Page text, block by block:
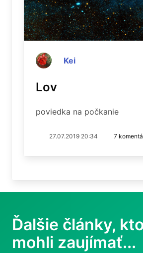
Kei
Lov
poviedka na počkanie
27.07.2019 20:34 7
Ďalšie články,
mohli zaujímať...